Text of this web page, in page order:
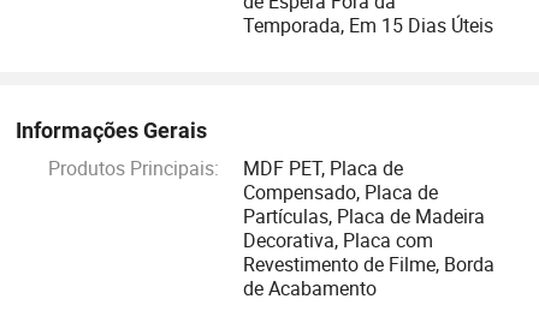
Como um material ecológico de grau alimentar reconhecido
tanto em casa como no estrangeiro, os materiais da série
características de uma pequena diferença de cor, sem
desvanecimento, resistência à pressão e ao impacto,
resistência a temperaturas elevadas e limpeza fácil, e são
amplamente reconhecidas e amadas pelos consumidores.
Temporada, Em 15 Dias Úteis
Informações Gerais
Produtos Principais:
MDF PET, Placa de
Compensado, Placa de
Partículas, Placa de Madeira
Decorativa, Placa com
Revestimento de Filme, Borda
de Acabamento